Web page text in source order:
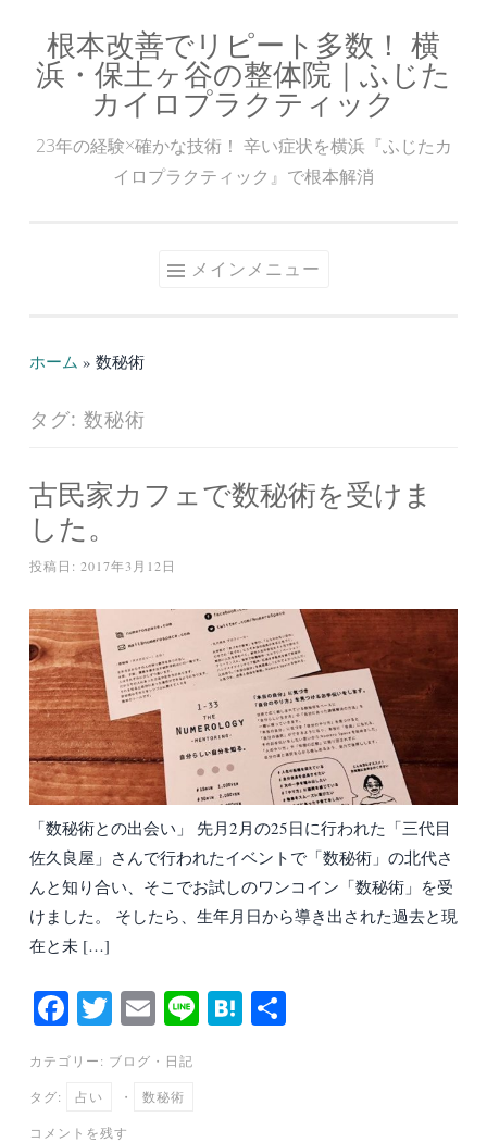
ン
根本改善でリピート多数！ 横
浜・保土ヶ谷の整体院｜ふじた
カイロプラクティック
23年の経験×確かな技術！ 辛い症状を横浜『ふじたカ
イロプラクティック』で根本解消
メインメニュー
ホーム » 数秘術
タグ: 数秘術
古民家カフェで数秘術を受けま
した。
投稿日: 2017年3月12日
「数秘術との出会い」 先月2月の25日に行われた「三代目
佐久良屋」さんで行われたイベントで「数秘術」の北代さ
んと知り合い、そこでお試しのワンコイン「数秘術」を受
けました。 そしたら、生年月日から導き出された過去と現
在と未 […]
Fa
ce
bo
ok
T
wi
tte
E
m
ail
Li H
カテゴリー: ブログ ・ 日記
タグ: 占い ・ 数秘術
コメントを残す